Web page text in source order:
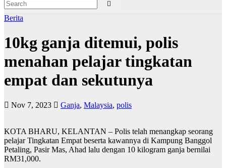
Berita
10kg ganja ditemui, polis
menahan pelajar tingkatan
empat dan sekutunya
Nov 7, 2023 Ganja, Malaysia, polis
KOTA BHARU, KELANTAN – Polis telah menangkap seorang
pelajar Tingkatan Empat beserta kawannya di Kampung Banggol
Petaling, Pasir Mas, Ahad lalu dengan 10 kilogram ganja bernilai
RM31,000.